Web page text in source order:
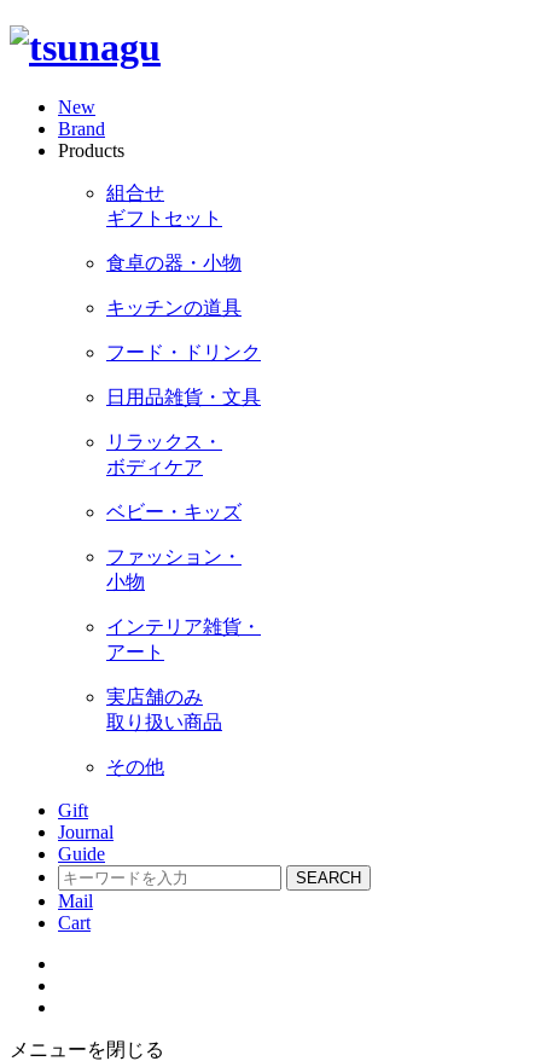
New
Brand
Products
組合せ
ギフトセット
食卓の器・小物
キッチンの道具
フード・ドリンク
日用品雑貨・文具
リラックス・
ボディケア
ベビー・キッズ
ファッション・
小物
インテリア雑貨・
アート
実店舗のみ
取り扱い商品
その他
Gift
Journal
Guide
SEARCH
Mail
Cart
メニューを閉じる